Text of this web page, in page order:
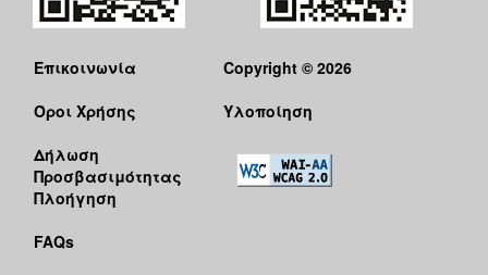
Επικοινωνία
Όροι Χρήσης
Δήλωση
Προσβασιμότητας
Πλοήγηση
FAQs
Copyright © 2026
Υλοποίηση